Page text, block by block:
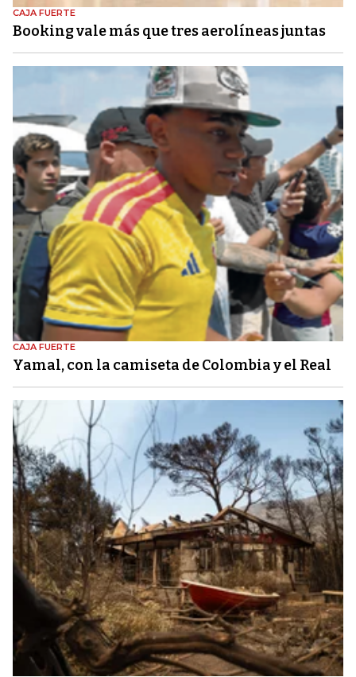
CAJA FUERTE
Booking vale más que tres aerolíneas juntas
CAJA FUERTE
Yamal, con la camiseta de Colombia y el Real